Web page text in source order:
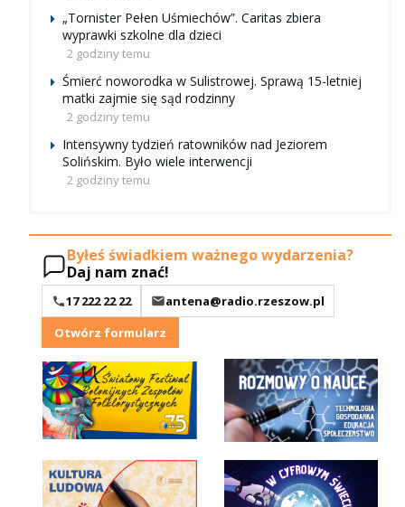
„Tornister Pełen Uśmiechów”. Caritas zbiera
wyprawki szkolne dla dzieci
2 godziny temu
Śmierć noworodka w Sulistrowej. Sprawą 15-letniej
matki zajmie się sąd rodzinny
2 godziny temu
Intensywny tydzień ratowników nad Jeziorem
Solińskim. Było wiele interwencji
2 godziny temu
Byłeś świadkiem ważnego wydarzenia?
Daj nam znać!
17 222 22 22
antena@radio.rzeszow.pl
Otwórz formularz